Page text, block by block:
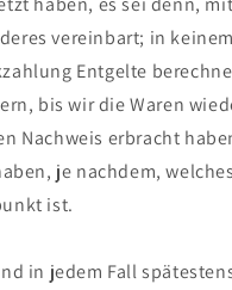
vereinbart; in keinem
Entgelte
bis wir die Waren
Nachweis erbracht
je nachdem, welches
ist.
in jedem Fall